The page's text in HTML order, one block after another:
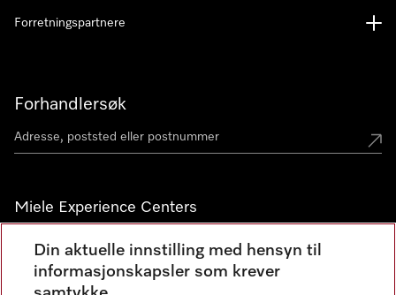
Forhandlersøk
Miele Experience Centers
Miele Experience Center Nesbru
Miele Outlet Nesbru
Forretningspartnere
Din aktuelle innstilling med hensyn til
informasjonskapsler som krever